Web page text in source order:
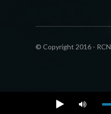
© Copyright 2016 - RCN